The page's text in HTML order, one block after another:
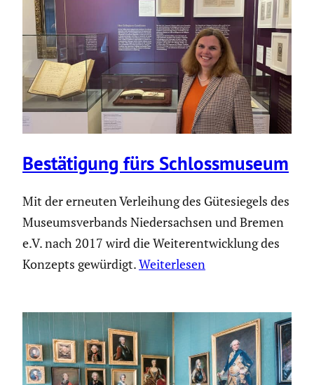
Bestä­ti­gung fürs Schloss­mu­seum
Mit der erneuten Verleihung des Gütesiegels des
Museumsverbands Niedersachsen und Bremen
e.V. nach 2017 wird die Weiterentwicklung des
Konzepts gewürdigt.Weiterlesen